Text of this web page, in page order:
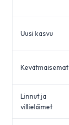
Uusi kasvu
Kevätmaisemat
Linnut ja
villieläimet